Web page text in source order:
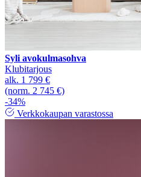
Syli avokulmasohva
Klubitarjous
alk. 1 799 €
(norm. 2 745 €)
-34%
Verkkokaupan varastossa